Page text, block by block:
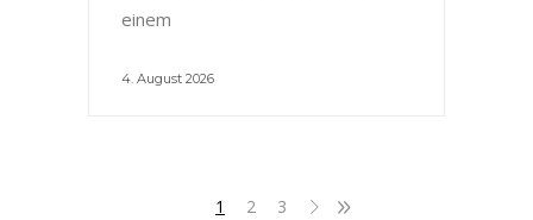
einem
4. August 2026
1 2 3